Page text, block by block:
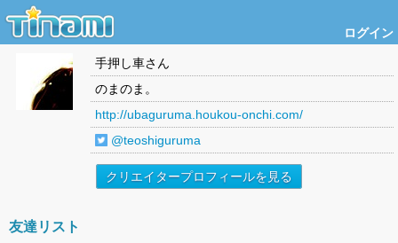
ログイン
手押し車さん
のまのま。
http://ubaguruma.houkou-onchi.com/
@teoshiguruma
クリエイタープロフィールを見る
友達リスト